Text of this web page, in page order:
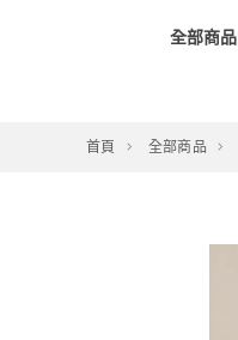
全部商品
首頁 全部商品